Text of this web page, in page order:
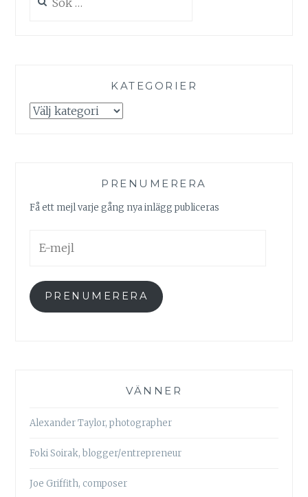
efter:
KATEGORIER
Kategorier
PRENUMERERA
Få ett mejl varje gång nya inlägg publiceras
mejl
PRENUMERERA
VÄNNER
Alexander Taylor, photographer
Foki Soirak, blogger/entrepreneur
Joe Griffith, composer